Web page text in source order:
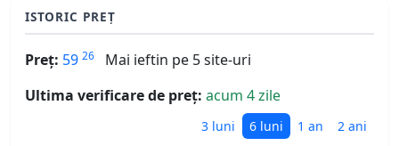
ISTORIC PREȚ
Preț: 59 26
Mai ieftin pe 5 site-uri
Ultima verificare de preț: acum 4 zile
3 luni 6 luni 1 an 2 ani